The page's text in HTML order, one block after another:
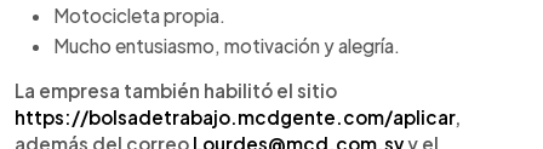
Motocicleta propia.
Mucho entusiasmo, motivación y alegría.
La empresa también habilitó el sitio
https://bolsadetrabajo.mcdgente.com/aplicar,
además del correo Lourdes@mcd.com.svy el